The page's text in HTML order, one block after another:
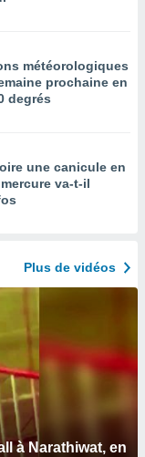
météorologiques
prochaine en
degrés
une canicule en
va-t-il
Plus de vidéos
à Narathiwat, en